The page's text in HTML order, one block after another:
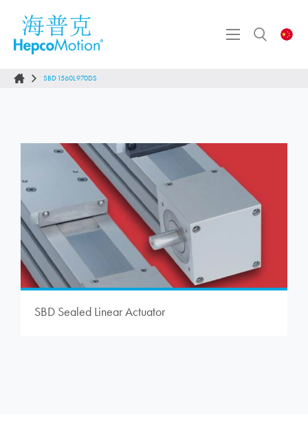
SBD1560L970DS
SBD Sealed Linear Actuator